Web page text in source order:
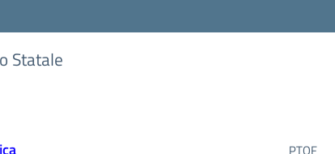
Statale